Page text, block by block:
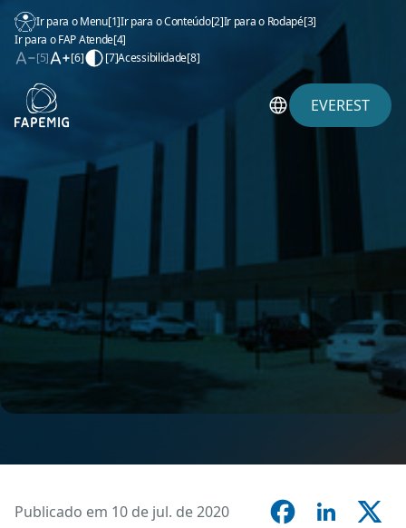
Ir para o Menu[1]Ir para o Conteúdo[2]Ir para o Rodapé[3]
Ir para o FAP Atende[4]
[5]
[6] [7]Acessibilidade[8]
EVEREST
Publicado em 10 de jul. de 2020